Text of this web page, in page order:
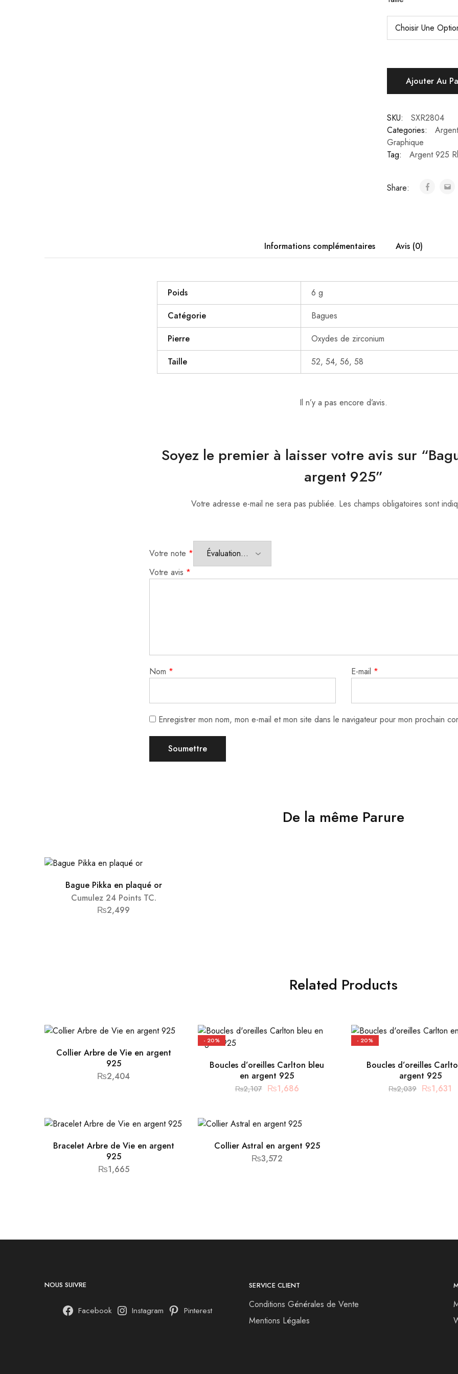
Ajouter Au
SKU:
SXR2804
Categories:
Graphique
Tag:
Argent 925
Share:
Informations complémentaires Avis (0)
Poids
6 g
Catégorie
Bagues
Pierre
Oxydes de zirconium
Taille
52, 54, 56, 58
Il n’y a pas encore d’avis.
Soyez le premier à laisser votre avis sur
argent 925”
Votre adresse e-mail ne sera pas publiée. Les champs obligatoires sont
Votre note *
Votre avis *
Nom * E-mail *
Enregistrer mon nom, mon e-mail et mon site dans le navigateur pour mon prochain
De la même Parure
Bague Pikka en plaqué or
Cumulez 24 Points TC.
₨2,499
Related Products
Collier Arbre de Vie en argent
925
₨2,404
- 20%
Boucles d’oreilles Carlton bleu
en argent 925
₨2,107 ₨1,686
- 20%
Boucles d’oreilles
argent 925
₨2,039 ₨1,631
Bracelet Arbre de Vie en argent
925
₨1,665
Collier Astral en argent 925
₨3,572
NOUS SUIVRE
Facebook Instagram Pinterest
SERVICE CLIENT
Conditions Générales de Vente
Mentions Légales